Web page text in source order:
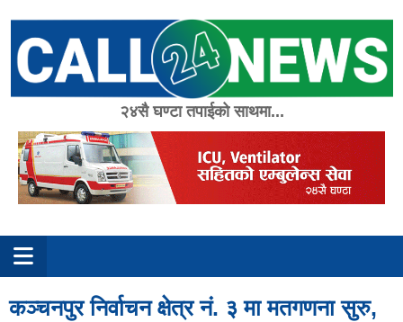
content
२४सै घण्टा तपाईको साथमा...
कञ्चनपुर निर्वाचन क्षेत्र नं. ३ मा मतगणना सुरु,